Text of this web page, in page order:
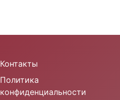
Контакты
Политика
конфиденциальности